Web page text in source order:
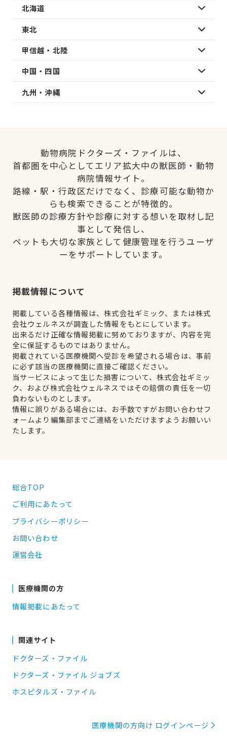
北海道
東北
甲信越・北陸
中国・四国
九州・沖縄
動物病院ドクターズ・ファイルは、
首都圏を中心としてエリア拡大中の獣医師・動物
病院情報サイト。
路線・駅・行政区だけでなく、診療可能な動物か
らも検索できることが特徴的。
獣医師の診療方針や診療に対する想いを取材し記
事として発信し、
ペットも大切な家族として健康管理を行うユーザ
ーをサポートしています。
掲載情報について
掲載している各種情報は、株式会社ギミック、または株式
会社ウェルネスが調査した情報をもとにしています。
出来るだけ正確な情報掲載に努めておりますが、内容を完
全に保証するものではありません。
掲載されている医療機関へ受診を希望される場合は、事前
に必ず該当の医療機関に直接ご確認ください。
当サービスによって生じた損害について、株式会社ギミッ
ク、および株式会社ウェルネスではその賠償の責任を一切
負わないものとします。
情報に誤りがある場合には、お手数ですがお問い合わせフ
ォームより編集部までご連絡をいただけますようお願いい
たします。
総合TOP
ご利用にあたって
プライバシーポリシー
お問い合わせ
運営会社
医療機関の方
情報掲載にあたって
関連サイト
ドクターズ・ファイル
ドクターズ・ファイル ジョブズ
ホスピタルズ・ファイル
医療機関の方向け ログインページ